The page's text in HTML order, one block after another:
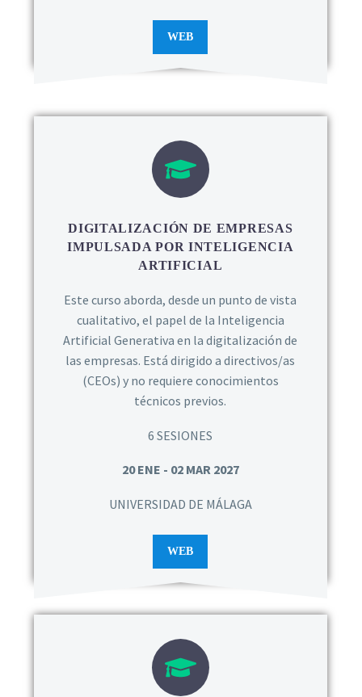
WEB
DIGITALIZACIÓN DE EMPRESAS
IMPULSADA POR INTELIGENCIA
ARTIFICIAL
Este curso aborda, desde un punto de vista
cualitativo, el papel de la Inteligencia
Artificial Generativa en la digitalización de
las empresas. Está dirigido a directivos/as
(CEOs) y no requiere conocimientos
técnicos previos.
6 SESIONES
20 ENE - 02 MAR 2027
UNIVERSIDAD DE MÁLAGA
WEB